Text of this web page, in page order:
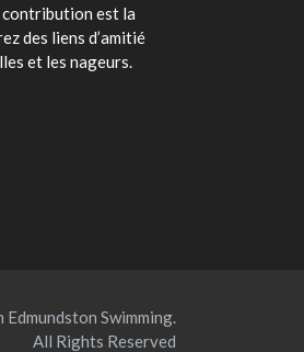
contribution est la
des liens d’amitié
et les nageurs.
Swimming.
All Rights Reserved